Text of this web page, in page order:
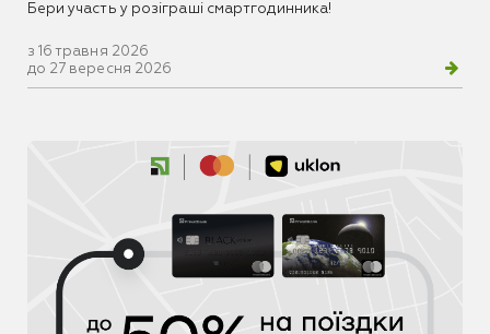
Бери участь у розіграші смартгодинника!
з 16 травня 2026
до 27 вересня 2026